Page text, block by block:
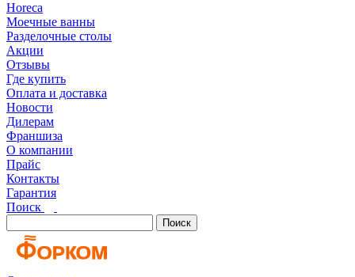
Horeca
Моечные ванны
Разделочные столы
Акции
Отзывы
Где купить
Оплата и доставка
Новости
Дилерам
Франшиза
О компании
Прайс
Контакты
Гарантия
Поиск
Поиск